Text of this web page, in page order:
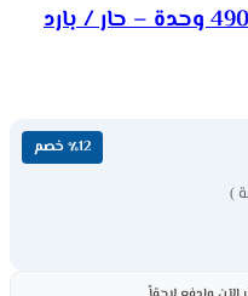
مكيف كونسيلد ارو انفيرتر 49000 وحدة – حار / بارد
٪12 خصم
)